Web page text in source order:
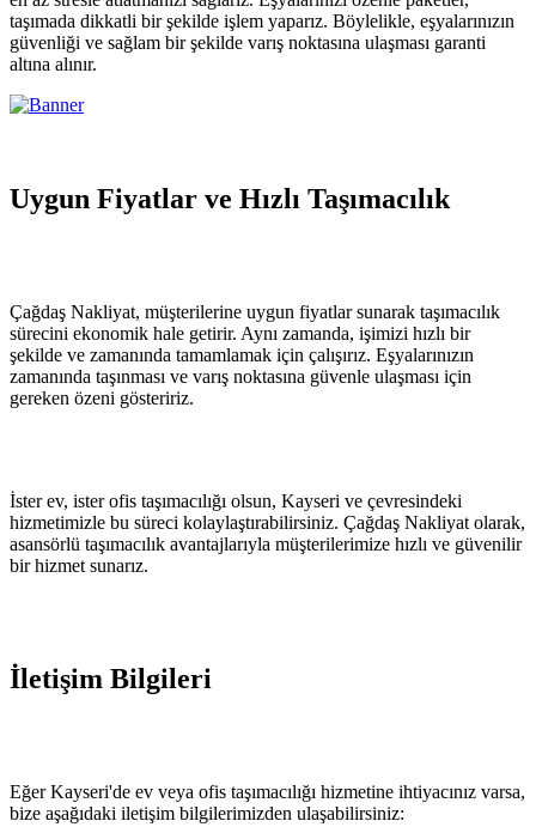
taşımada dikkatli bir şekilde işlem yaparız. Böylelikle, eşyalarınızın
güvenliği ve sağlam bir şekilde varış noktasına ulaşması garanti
altına alınır.
Uygun Fiyatlar ve Hızlı Taşımacılık
Çağdaş Nakliyat, müşterilerine uygun fiyatlar sunarak taşımacılık
sürecini ekonomik hale getirir. Aynı zamanda, işimizi hızlı bir
şekilde ve zamanında tamamlamak için çalışırız. Eşyalarınızın
zamanında taşınması ve varış noktasına güvenle ulaşması için
gereken özeni gösteririz.
İster ev, ister ofis taşımacılığı olsun, Kayseri ve çevresindeki
hizmetimizle bu süreci kolaylaştırabilirsiniz. Çağdaş Nakliyat olarak,
asansörlü taşımacılık avantajlarıyla müşterilerimize hızlı ve güvenilir
bir hizmet sunarız.
İletişim Bilgileri
Eğer Kayseri'de ev veya ofis taşımacılığı hizmetine ihtiyacınız varsa,
bize aşağıdaki iletişim bilgilerimizden ulaşabilirsiniz: